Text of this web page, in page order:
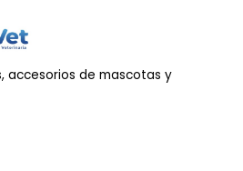
accesorios de mascotas y